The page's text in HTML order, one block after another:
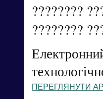
????????
????????
ПЕРЕГЛЯНУТИ